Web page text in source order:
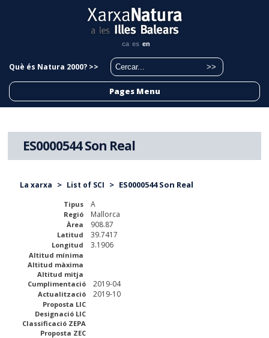
ca es en
Què és Natura 2000? >>
Pages Menu
ES0000544 Son Real
La xarxa > List of SCI > ES0000544 Son Real
Tipus A
Regió Mallorca
Àrea 908.87
Latitud 39.7417
Longitud 3.1906
Altitud mínima
Altitud màxima
Altitud mitja
Cumplimentació
2019-04
Actualització 2019-10
Proposta LIC
Designació LIC
Classificació ZEPA
Proposta ZEC